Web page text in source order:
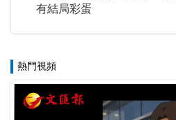
有結局彩蛋
熱門視頻